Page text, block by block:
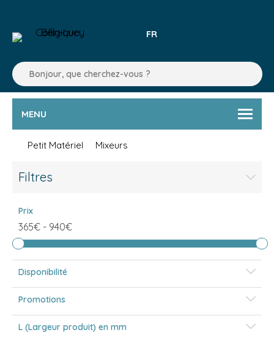
FR
MENU
Petit Matériel Mixeurs
Filtres
Prix
365€ - 940€
Disponibilité
Promotions
L (Largeur produit) en mm